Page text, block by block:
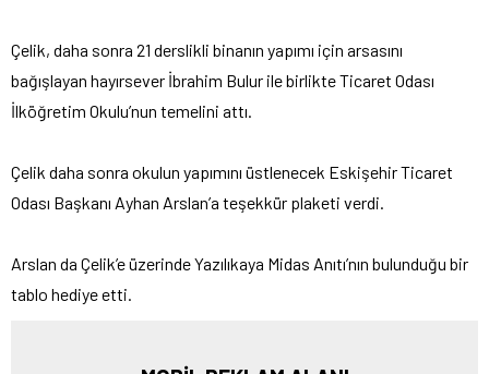
Çelik, daha sonra 21 derslikli binanın yapımı için arsasını
bağışlayan hayırsever İbrahim Bulur ile birlikte Ticaret Odası
İlköğretim Okulu’nun temelini attı.
Çelik daha sonra okulun yapımını üstlenecek Eskişehir Ticaret
Odası Başkanı Ayhan Arslan’a teşekkür plaketi verdi.
Arslan da Çelik’e üzerinde Yazılıkaya Midas Anıtı’nın bulunduğu bir
tablo hediye etti.